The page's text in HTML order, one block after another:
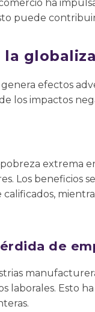
ha
puede
efectos
los impactos
extrema
Los beneficios
de
laborales. Esto